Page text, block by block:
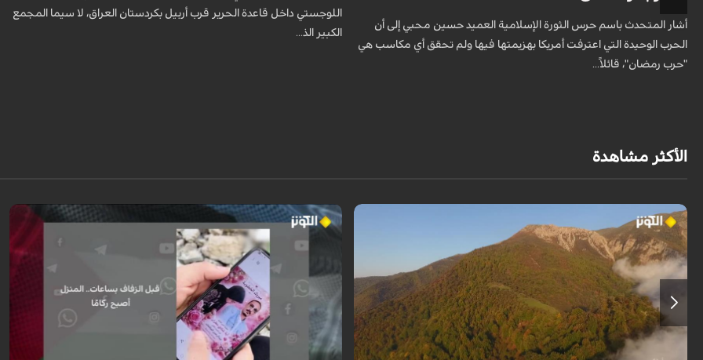
أشار المتحدث باسم حرس الثورة الإسلامية العميد حسين محبي إلى أن
الحرب الوحيدة التي اعترفت أمريكا بهزيمتها فيها ولم تحقق أي مكاسب هي
"حرب رمضان"، قائلاً...
اللوجستي داخل قاعدة الحرير قرب أربيل بكردستان العراق، لا سيما المجمع
الكبير الذ...
الأكثر مشاهدة
من قلب طبيعة هراز التي كانت يوماً من أجمل الموائل الطبيعية في إيران، يحذر
المعد من كارثة بيئية: "وحش الأعمال والمشاريع التدميرية تنهش بجسم طبيعة
رواية مؤثرة لعروس من غزة كانت تستعد ليوم زفافها، جهزت كل شيء من ذهب
وملابس وجهاز العرس، لكن قبل ساعات من الموعد استهدف القصف منزل زوجها
ليفقدا كل شيء ...